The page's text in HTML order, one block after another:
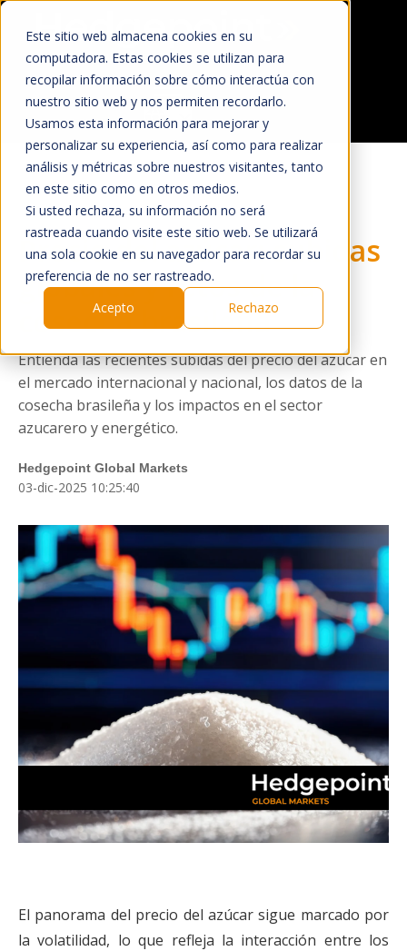
Este sitio web almacena cookies en su
computadora. Estas cookies se utilizan para
recopilar información sobre cómo interactúa con
nuestro sitio web y nos permiten recordarlo.
Usamos esta información para mejorar y
personalizar su experiencia, así como para realizar
análisis y métricas sobre nuestros visitantes, tanto
en este sitio como en otros medios.
Si usted rechaza, su información no será
rastreada cuando visite este sitio web. Se utilizará
una sola cookie en su navegador para recordar su
preferencia de no ser rastreado.
Acepto
Rechazo
Home
O que Fazemos
Mercado
Quem Somos
A Hedgepoint
Sala de Imprensa
Blog
Login
Cadastre-se
Precio del azúcar: subidas
globales y retos de la
cosecha brasileña
Entienda las recientes subidas del precio del azúcar en
el mercado internacional y nacional, los datos de la
cosecha brasileña y los impactos en el sector
azucarero y energético.
Hedgepoint Global Markets
03-dic-2025 10:25:40
El panorama del precio del azúcar sigue marcado por
la volatilidad, lo que refleja la interacción entre los